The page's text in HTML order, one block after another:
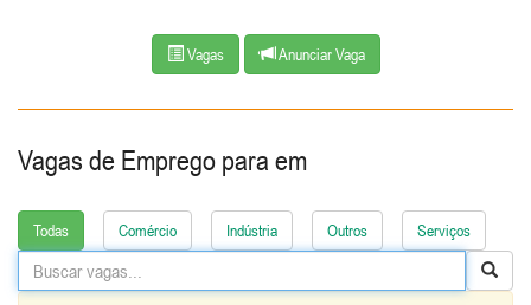
Vagas Anunciar Vaga
Vagas de Emprego para em
Todas Comércio Indústria Outros Serviços